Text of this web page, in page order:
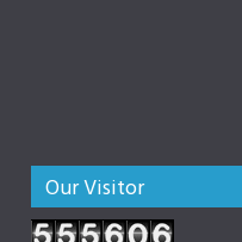
Our Visitor